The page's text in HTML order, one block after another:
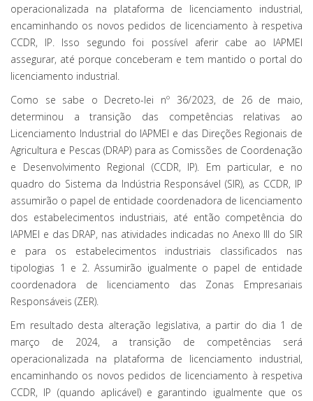
operacionalizada na plataforma de licenciamento industrial,
encaminhando os novos pedidos de licenciamento à respetiva
CCDR, IP. Isso segundo foi possível aferir cabe ao IAPMEI
assegurar, até porque conceberam e tem mantido o portal do
licenciamento industrial.
Como se sabe o Decreto-lei nº 36/2023, de 26 de maio,
determinou a transição das competências relativas ao
Licenciamento Industrial do IAPMEI e das Direções Regionais de
Agricultura e Pescas (DRAP) para as Comissões de Coordenação
e Desenvolvimento Regional (CCDR, IP). Em particular, e no
quadro do Sistema da Indústria Responsável (SIR), as CCDR, IP
assumirão o papel de entidade coordenadora de licenciamento
dos estabelecimentos industriais, até então competência do
IAPMEI e das DRAP, nas atividades indicadas no Anexo III do SIR
e para os estabelecimentos industriais classificados nas
tipologias 1 e 2. Assumirão igualmente o papel de entidade
coordenadora de licenciamento das Zonas Empresariais
Responsáveis (ZER).
Em resultado desta alteração legislativa, a partir do dia 1 de
março de 2024, a transição de competências será
operacionalizada na plataforma de licenciamento industrial,
encaminhando os novos pedidos de licenciamento à respetiva
CCDR, IP (quando aplicável) e garantindo igualmente que os